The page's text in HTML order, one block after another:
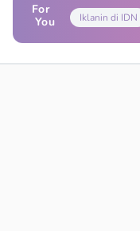
For
You
Iklanin di IDN